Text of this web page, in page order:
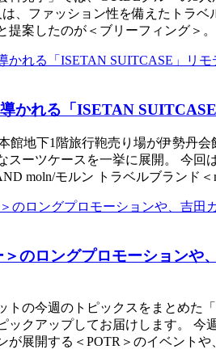
、ファッション性を備えたトラ
提案したのが＜ブリーフィング＞
かれる「ISETAN
館地下1階旅行鞄売り場が伊勢丹
スーツケースを一挙に展開。 今回
moln/モルン トラベルブランド
＞のロングプロモーション
トの今週のトピックスをまとめた
ックアップしてお届けします。
が展開する＜POTR＞のイベント